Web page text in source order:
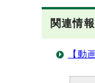
関連情報
【動